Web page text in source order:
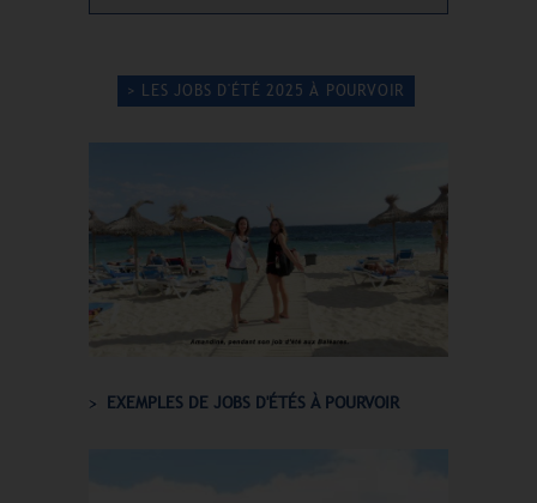
> LES JOBS D'ÉTÉ 2025 À POURVOIR
EXEMPLES DE JOBS D'ÉTÉS À POURVOIR